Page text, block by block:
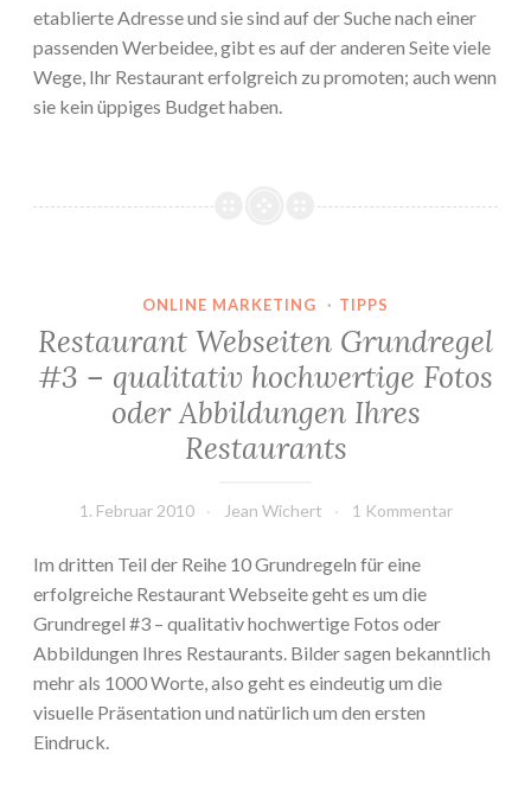
etablierte Adresse und sie sind auf der Suche nach einer
passenden Werbeidee, gibt es auf der anderen Seite viele
Wege, Ihr Restaurant erfolgreich zu promoten; auch wenn
sie kein üppiges Budget haben.
ONLINE MARKETING · TIPPS
Restaurant Webseiten Grundregel
#3 – qualitativ hochwertige Fotos
oder Abbildungen Ihres
Restaurants
1. Februar 2010 Jean Wichert 1 Kommentar
Im dritten Teil der Reihe 10 Grundregeln für eine
erfolgreiche Restaurant Webseite geht es um die
Grundregel #3 – qualitativ hochwertige Fotos oder
Abbildungen Ihres Restaurants. Bilder sagen bekanntlich
mehr als 1000 Worte, also geht es eindeutig um die
visuelle Präsentation und natürlich um den ersten
Eindruck.